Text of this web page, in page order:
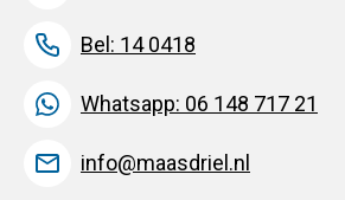
Bel: 14 0418
Whatsapp: 06 148 717 21
info@maasdriel.nl